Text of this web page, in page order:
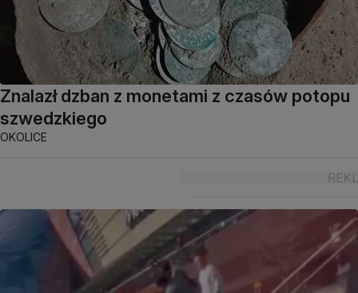
Znalazł dzban z monetami z czasów potopu
szwedzkiego
OKOLICE